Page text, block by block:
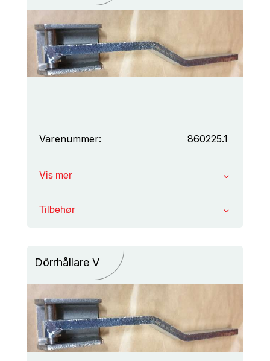
Varenummer: 860225.1
Vis mer
Tilbehør
Dörrhållare V